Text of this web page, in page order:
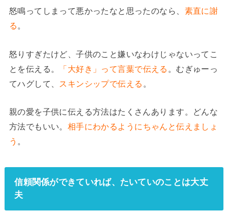
怒鳴ってしまって悪かったなと思ったのなら、 素直に謝
る 。
怒りすぎたけど、子供のこと嫌いなわけじゃないってこ
とを伝える。
「大好き」って言葉で伝える
。むぎゅーっ
てハグして、 スキンシップで伝える
親の愛を子供に伝える方法はたくさんあります。どんな
方法でもいい。 相手にわかるようにちゃんと伝えましょ
う 。
信頼関係ができていれば、たいていのことは大丈
夫